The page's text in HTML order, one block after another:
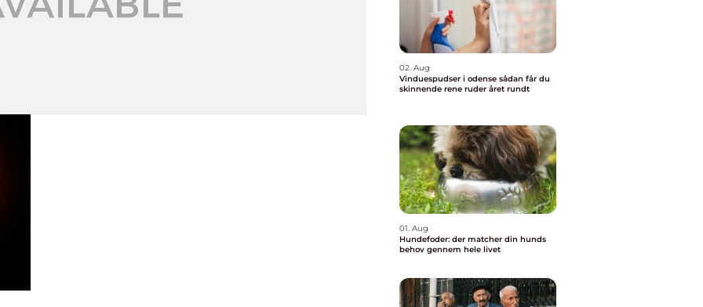
02. Aug
Vinduespudser i odense sådan får du
skinnende rene ruder året rundt
01. Aug
Hundefoder: der matcher din hunds
behov gennem hele livet